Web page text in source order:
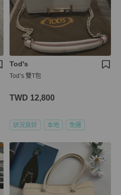
Tod's
Tod’s 雙T包
TWD 12,800
狀況良好 本地 免運